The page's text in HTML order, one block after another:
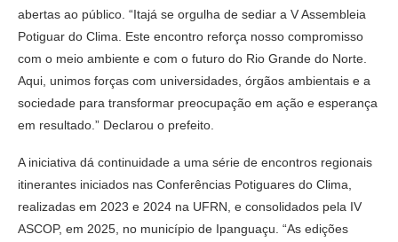
abertas ao público. “Itajá se orgulha de sediar a V Assembleia
Potiguar do Clima. Este encontro reforça nosso compromisso
com o meio ambiente e com o futuro do Rio Grande do Norte.
Aqui, unimos forças com universidades, órgãos ambientais e a
sociedade para transformar preocupação em ação e esperança
em resultado.” Declarou o prefeito.
A iniciativa dá continuidade a uma série de encontros regionais
itinerantes iniciados nas Conferências Potiguares do Clima,
realizadas em 2023 e 2024 na UFRN, e consolidados pela IV
ASCOP, em 2025, no município de Ipanguaçu. “As edições